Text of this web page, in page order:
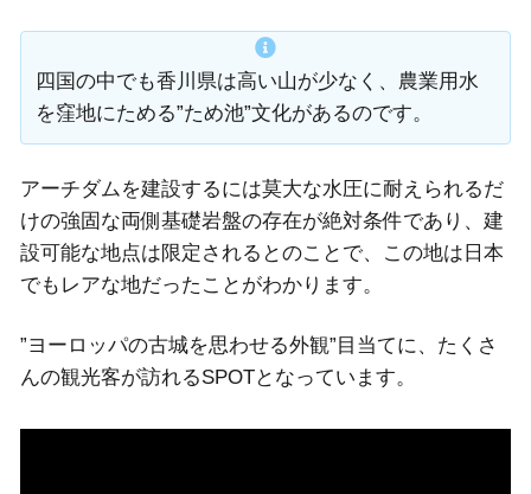
四国の中でも香川県は高い山が少なく、農業用水
を窪地にためる”ため池”文化があるのです。
アーチダムを建設するには莫大な水圧に耐えられるだ
けの強固な両側基礎岩盤の存在が絶対条件であり、建
設可能な地点は限定されるとのことで、この地は日本
でもレアな地だったことがわかります。
”ヨーロッパの古城を思わせる外観”目当てに、たくさ
んの観光客が訪れるSPOTとなっています。